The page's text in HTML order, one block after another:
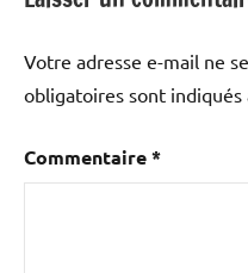
Votre adresse e-mail ne
obligatoires sont indiqués
Commentaire*